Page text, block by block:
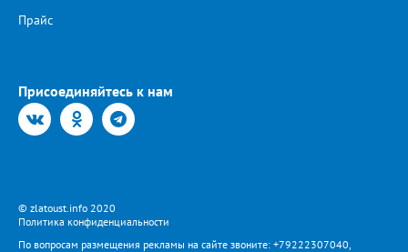
Прайс
Присоединяйтесь к нам
© zlatoust.info 2020
Политика конфиденциальности
По вопросам размещения рекламы на сайте звоните: +79222307040,